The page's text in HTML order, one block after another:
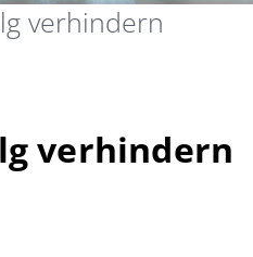
verhindern
verhindern